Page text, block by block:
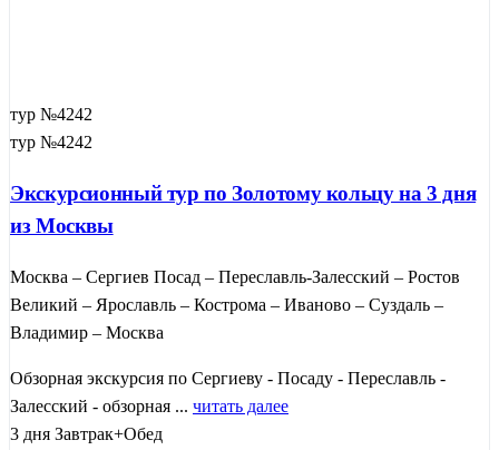
тур №4242
тур №4242
Экскурсионный тур по Золотому кольцу на 3 дня
из Москвы
Москва – Сергиев Посад – Переславль-Залесский – Ростов
Великий – Ярославль – Кострома – Иваново – Суздаль –
Владимир – Москва
Обзорная экскурсия по Сергиеву - Посаду - Переславль -
Залесский - обзорная ... читать далее
3 дня Завтрак+Обед